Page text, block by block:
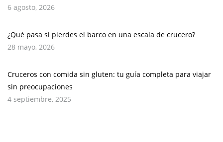
6 agosto, 2026
¿Qué pasa si pierdes el barco en una escala de crucero?
28 mayo, 2026
Cruceros con comida sin gluten: tu guía completa para viajar
sin preocupaciones
4 septiembre, 2025